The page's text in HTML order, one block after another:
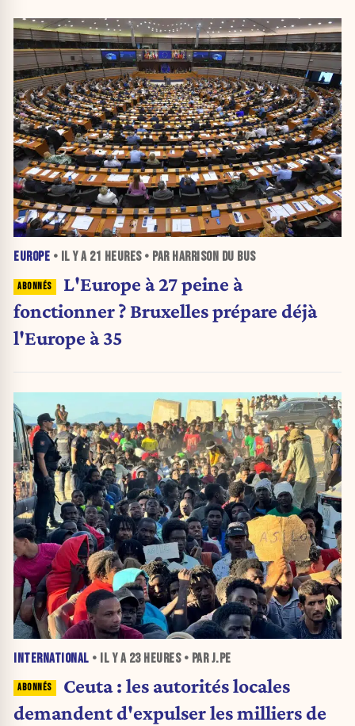
EUROPE • IL Y A 21 HEURES• PAR HARRISON DU BUS
L'Europe à 27 peine à
fonctionner ? Bruxelles prépare déjà
l'Europe à 35
INTERNATIONAL • IL Y A 23 HEURES• PAR J.PE
Ceuta : les autorités locales
demandent d'expulser les milliers de